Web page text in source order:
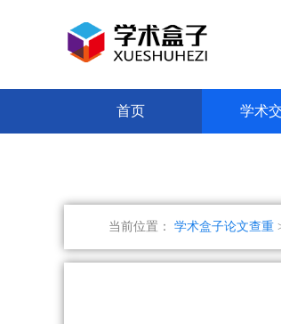
首页 学术
当前位置： 学术盒子论文查重